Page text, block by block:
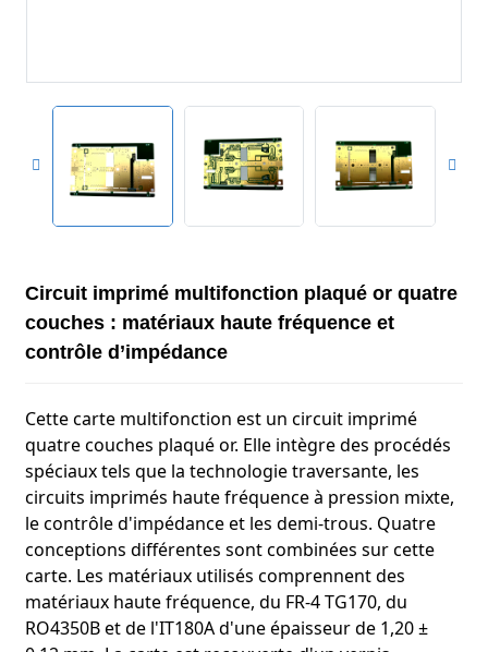
Circuit imprimé multifonction plaqué or quatre
couches : matériaux haute fréquence et
contrôle d’impédance
Cette carte multifonction est un circuit imprimé
quatre couches plaqué or. Elle intègre des procédés
spéciaux tels que la technologie traversante, les
circuits imprimés haute fréquence à pression mixte,
le contrôle d'impédance et les demi-trous. Quatre
conceptions différentes sont combinées sur cette
carte. Les matériaux utilisés comprennent des
matériaux haute fréquence, du FR-4 TG170, du
RO4350B et de l'IT180A d'une épaisseur de 1,20 ±